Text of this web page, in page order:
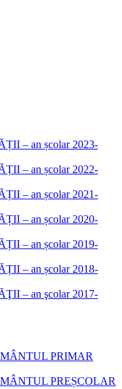
– an școlar 2023-
– an școlar 2022-
– an școlar 2021-
– an școlar 2020-
– an școlar 2019-
– an școlar 2018-
– an şcolar 2017-
PRIMAR
PREȘCOLAR